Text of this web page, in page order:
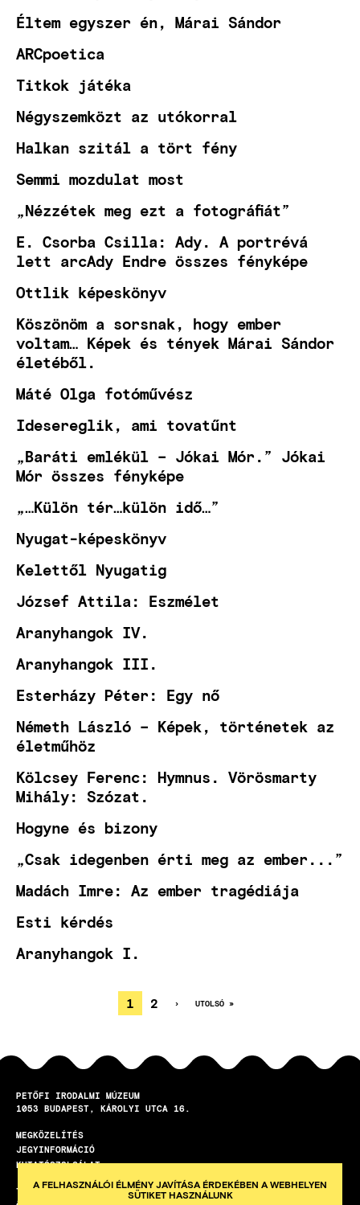
Éltem egyszer én, Márai Sándor
ARCpoetica
Titkok játéka
Négyszemközt az utókorral
Halkan szitál a tört fény
Semmi mozdulat most
„Nézzétek meg ezt a fotográfiát”
E. Csorba Csilla: Ady. A portrévá
lett arcAdy Endre összes fényképe
Ottlik képeskönyv
Köszönöm a sorsnak, hogy ember
voltam… Képek és tények Márai Sándor
életéből.
Máté Olga fotóművész
Idesereglik, ami tovatűnt
„Baráti emlékül – Jókai Mór.” Jókai
Mór összes fényképe
„…Külön tér…külön idő…”
Nyugat-képeskönyv
Kelettől Nyugatig
József Attila: Eszmélet
Aranyhangok IV.
Aranyhangok III.
Esterházy Péter: Egy nő
Németh László – Képek, történetek az
életműhöz
Kölcsey Ferenc: Hymnus. Vörösmarty
Mihály: Szózat.
Hogyne és bizony
„Csak idegenben érti meg az ember...”
Madách Imre: Az ember tragédiája
Esti kérdés
Aranyhangok I.
OLDALSZÁMOZÁS
JELENLEGI
OLDAL
1 OLDAL
2
KÖVETKEZŐ
›
UTOLSÓ
UTOLSÓ »
PETŐFI IRODALMI MÚZEUM
1053
BUDAPEST KÁROLYI UTCA 16.
LÁBLÉC
MEGKÖZELÍTÉS
JEGYINFORMÁCIÓ
KUTATÓSZOLGÁLAT
TEREMBÉRLET
A FELHASZNÁLÓI ÉLMÉNY JAVÍTÁSA ÉRDEKÉBEN A WEBHELYEN
SÜTIKET HASZNÁLUNK